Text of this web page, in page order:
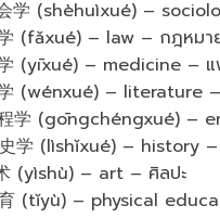
学 (shèhuìxué) –
(fǎxué) – law – กฎหมา
(yīxué) – medicine –
(wénxué) – literature
学 (gōngchéngxué) –
学 (lìshǐxué) – history –
(yìshù) – art – ศิลปะ
(tǐyù) – physical